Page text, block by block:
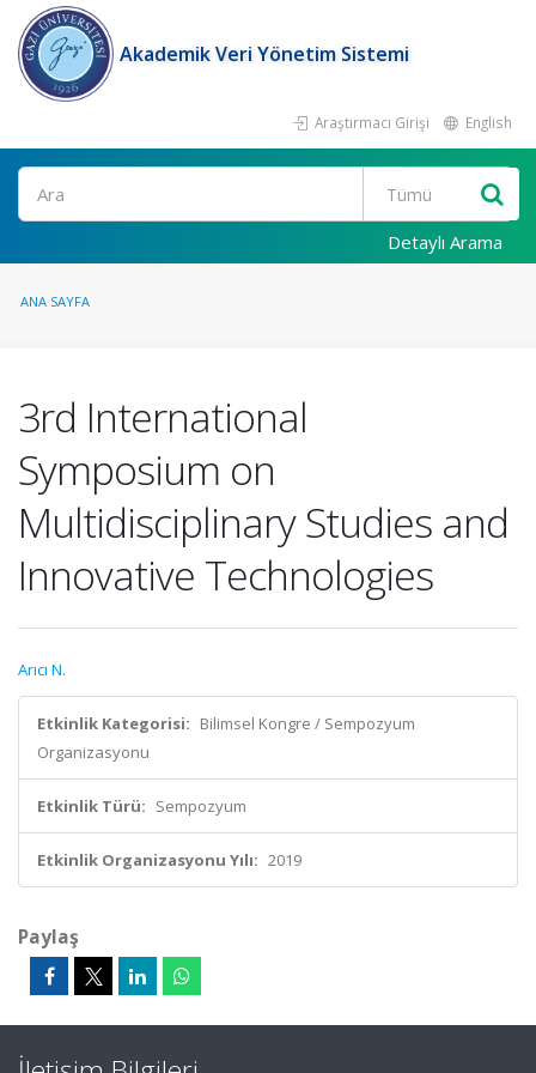
Akademik Veri Yönetim Sistemi
Araştırmacı Girişi English
Ara
Detaylı Arama
ANA SAYFA
3rd International
Symposium on
Multidisciplinary Studies and
Innovative Technologies
Arıcı N.
Etkinlik Kategorisi: Bilimsel Kongre / Sempozyum
Organizasyonu
Etkinlik Türü: Sempozyum
Etkinlik Organizasyonu Yılı: 2019
Paylaş